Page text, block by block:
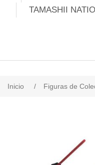
TAMASHII
Inicio / Figuras de